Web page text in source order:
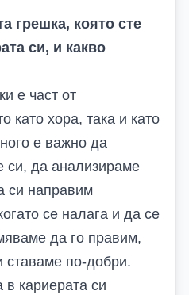
грешка, която сте
си, и какво
е част от
като хора, така и като
е важно да
си, да анализираме
си направим
се налага и да се
да го правим,
ставаме по-добри.
кариерата си